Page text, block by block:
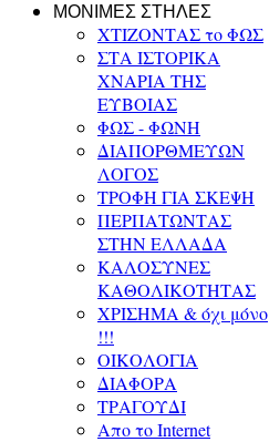
ΜΟΝΙΜΕΣ ΣΤΗΛΕΣ
ΧΤΙΖΟΝΤΑΣ το ΦΩΣ
ΣΤΑ ΙΣΤΟΡΙΚΑ
ΧΝΑΡΙΑ ΤΗΣ
ΕΥΒΟΙΑΣ
ΦΩΣ - ΦΩΝΗ
ΔΙΑΠΟΡΘΜΕΥΩΝ
ΛΟΓΟΣ
ΤΡΟΦΗ ΓΙΑ ΣΚΕΨΗ
ΠΕΡΠΑΤΩΝΤΑΣ
ΣΤΗΝ ΕΛΛΑΔΑ
ΚΑΛΟΣΥΝΕΣ
ΚΑΘΟΛΙΚΟΤΗΤΑΣ
ΧΡΙΣΗΜΑ & όχι μόνο
!!!
ΟΙΚΟΛΟΓΙΑ
ΔΙΑΦΟΡΑ
ΤΡΑΓΟΥΔΙ
Απο το Internet